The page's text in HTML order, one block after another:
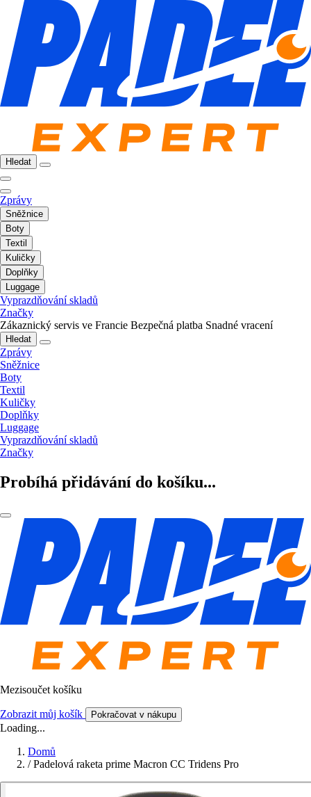
Hledat
Zprávy
Sněžnice
Boty
Textil
Kuličky
Doplňky
Luggage
Vyprazdňování skladů
Značky
Zákaznický servis ve Francie Bezpečná platba Snadné vracení
Hledat
Zprávy
Sněžnice
Boty
Textil
Kuličky
Doplňky
Luggage
Vyprazdňování skladů
Značky
Probíhá přidávání do košíku...
Mezisoučet košíku
Zobrazit můj košík Pokračovat v nákupu
Loading...
Domů
/ Padelová raketa prime Macron CC Tridens Pro